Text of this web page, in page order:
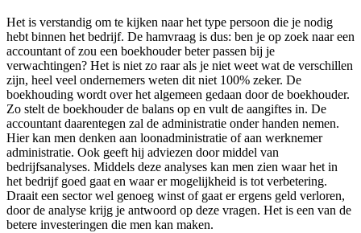
Het is verstandig om te kijken naar het type persoon die je nodig
hebt binnen het bedrijf. De hamvraag is dus: ben je op zoek naar een
accountant of zou een boekhouder beter passen bij je
verwachtingen? Het is niet zo raar als je niet weet wat de verschillen
zijn, heel veel ondernemers weten dit niet 100% zeker. De
boekhouding wordt over het algemeen gedaan door de boekhouder.
Zo stelt de boekhouder de balans op en vult de aangiftes in. De
accountant daarentegen zal de administratie onder handen nemen.
Hier kan men denken aan loonadministratie of aan werknemer
administratie. Ook geeft hij adviezen door middel van
bedrijfsanalyses. Middels deze analyses kan men zien waar het in
het bedrijf goed gaat en waar er mogelijkheid is tot verbetering.
Draait een sector wel genoeg winst of gaat er ergens geld verloren,
door de analyse krijg je antwoord op deze vragen. Het is een van de
betere investeringen die men kan maken.